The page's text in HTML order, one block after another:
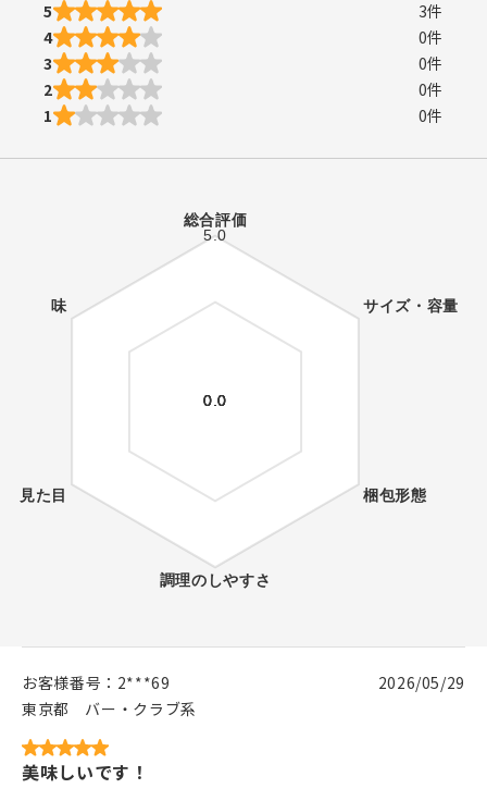
5 3件
4
0件
3
0件
2
0件
1
0件
お客様番号： 2***69
東京都
バー・クラブ系
2026/05/29
美味しいです！